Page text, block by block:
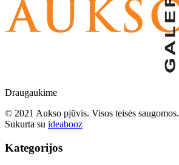
Draugaukime
© 2021 Aukso pjūvis. Visos teisės saugomos.
Sukurta su ideabooz
Kategorijos